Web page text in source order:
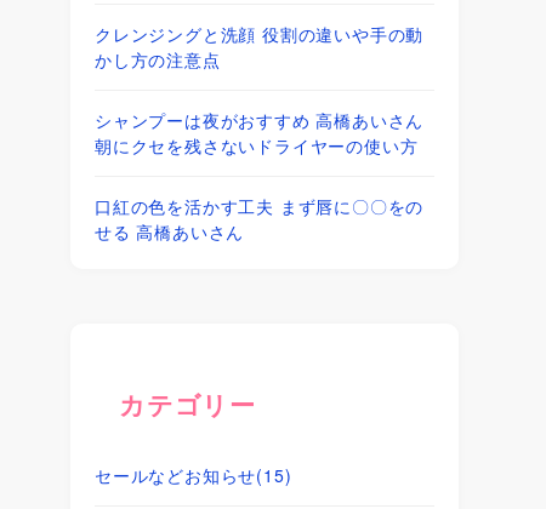
クレンジングと洗顔 役割の違いや手の動
かし方の注意点
シャンプーは夜がおすすめ 高橋あいさん
朝にクセを残さないドライヤーの使い方
口紅の色を活かす工夫 まず唇に〇〇をの
せる 高橋あいさん
カテゴリー
セールなどお知らせ(15)